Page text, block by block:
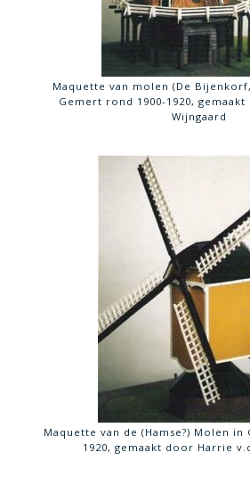
Maquette van molen (De
Gemert rond 1900-1920,
Wijngaard
Maquette van de (Hamse?) Molen
1920, gemaakt door Harrie